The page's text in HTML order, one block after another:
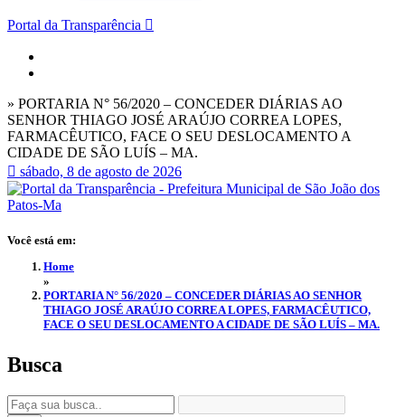
Portal da Transparência
» PORTARIA N° 56/2020 – CONCEDER DIÁRIAS AO
SENHOR THIAGO JOSÉ ARAÚJO CORREA LOPES,
FARMACÊUTICO, FACE O SEU DESLOCAMENTO A
CIDADE DE SÃO LUÍS – MA.
sábado, 8 de agosto de 2026
Você está em:
Home
»
PORTARIA N° 56/2020 – CONCEDER DIÁRIAS AO SENHOR
THIAGO JOSÉ ARAÚJO CORREA LOPES, FARMACÊUTICO,
FACE O SEU DESLOCAMENTO A CIDADE DE SÃO LUÍS – MA.
Busca